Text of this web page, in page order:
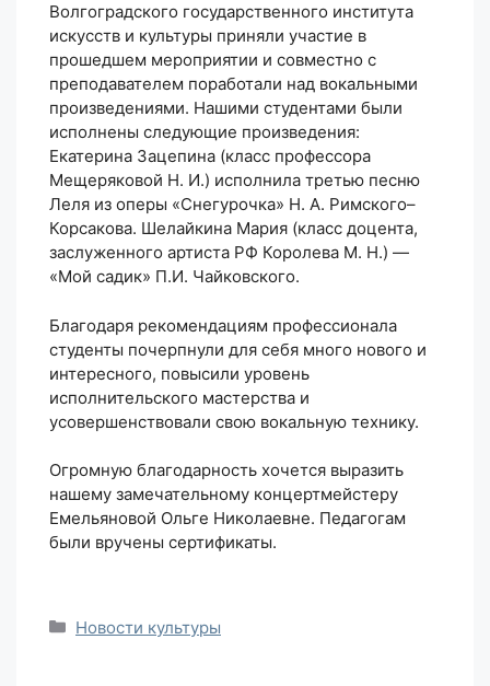
Волгоградского государственного института
искусств и культуры приняли участие в
прошедшем мероприятии и совместно с
преподавателем поработали над вокальными
произведениями. Нашими студентами были
исполнены следующие произведения:
Екатерина Зацепина (класс профессора
Мещеряковой Н. И.) исполнила третью песню
Леля из оперы «Снегурочка» Н. А. Римского–
Корсакова. Шелайкина Мария (класс доцента,
заслуженного артиста РФ Королева М. Н.) —
«Мой садик» П.И. Чайковского.
Благодаря рекомендациям профессионала
студенты почерпнули для себя много нового и
интересного, повысили уровень
исполнительского мастерства и
усовершенствовали свою вокальную технику.
Огромную благодарность хочется выразить
нашему замечательному концертмейстеру
Емельяновой Ольге Николаевне. Педагогам
были вручены сертификаты.
Рубрики
Новости культуры